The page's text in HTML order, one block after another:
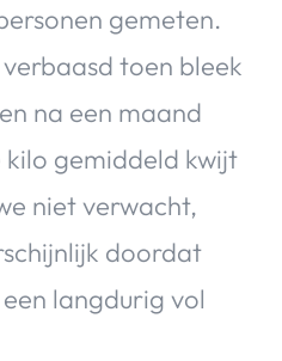
gemeten.
toen bleek
na een maand
gemiddeld kwijt
niet verwacht,
doordat
langdurig vol